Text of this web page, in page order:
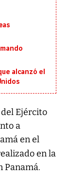
alcanzó el
Ejército
a
en el
en la
Panamá.